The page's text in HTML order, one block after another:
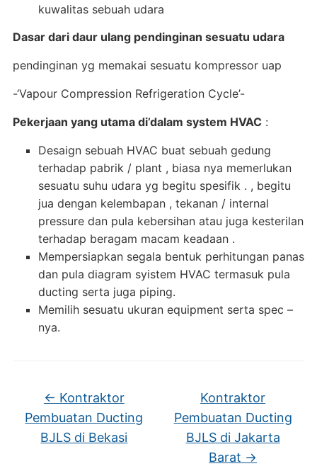
kuwalitas sebuah udara
Dasar dari daur ulang pendinginan sesuatu udara
pendinginan yg memakai sesuatu kompressor uap
-‘Vapour Compression Refrigeration Cycle’-
Pekerjaan yang utama di’dalam system HVAC :
Desaign sebuah HVAC buat sebuah gedung
terhadap pabrik / plant , biasa nya memerlukan
sesuatu suhu udara yg begitu spesifik . , begitu
jua dengan kelembapan , tekanan / internal
pressure dan pula kebersihan atau juga kesterilan
terhadap beragam macam keadaan .
Mempersiapkan segala bentuk perhitungan panas
dan pula diagram syistem HVAC termasuk pula
ducting serta juga piping.
Memilih sesuatu ukuran equipment serta spec –
nya.
← Kontraktor
Pembuatan Ducting
BJLS di Bekasi
Kontraktor
Pembuatan Ducting
BJLS di Jakarta
Barat →